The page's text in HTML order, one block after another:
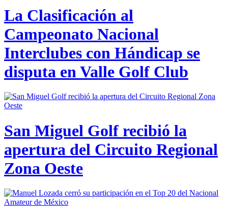
La Clasificación al
Campeonato Nacional
Interclubes con Hándicap se
disputa en Valle Golf Club
San Miguel Golf recibió la
apertura del Circuito Regional
Zona Oeste